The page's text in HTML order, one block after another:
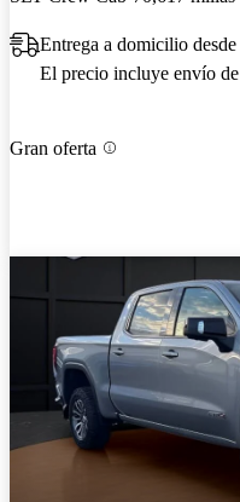
Entrega a domicilio
El precio incluye envío
Gran oferta